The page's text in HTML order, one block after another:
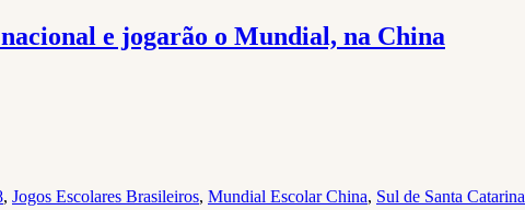
e jogarão o Mundial, na China
, Jogos Escolares Brasileiros, Mundial Escolar China, Sul de Santa Catarina